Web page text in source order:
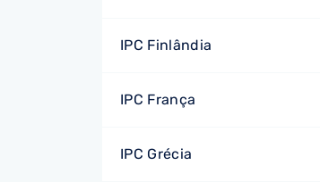
IPC Finlândia
IPC França
IPC Grécia